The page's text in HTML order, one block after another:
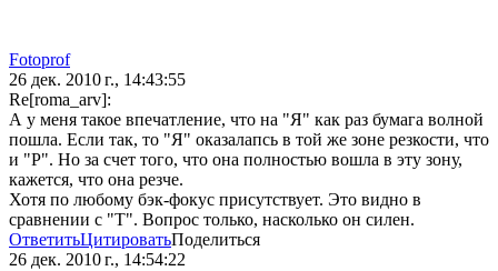
Fotoprof
26 дек. 2010 г., 14:43:55
Re[roma_arv]:
А у меня такое впечатление, что на "Я" как раз бумага волной
пошла. Если так, то "Я" оказалапсь в той же зоне резкости, что
и "Р". Но за счет того, что она полностью вошла в эту зону,
кажется, что она резче.
Хотя по любому бэк-фокус присутствует. Это видно в
сравнении с "Т". Вопрос только, насколько он силен.
ОтветитьЦитироватьПоделиться
26 дек. 2010 г., 14:54:22